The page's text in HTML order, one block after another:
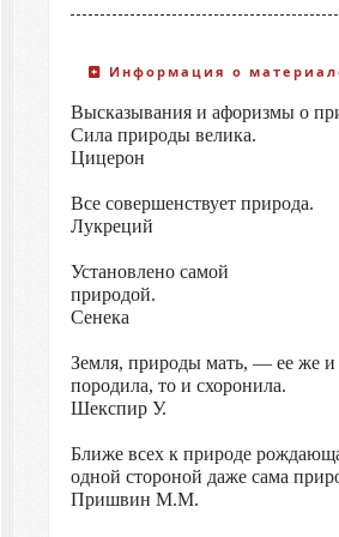
Информация о
Высказывания и афоризмы о
Сила природы велика.
Цицерон
Все совершенствует природа.
Лукреций
Установлено самой
природой.
Сенека
Земля, природы мать, — ее же и
породила, то и схоронила.
Шекспир У.
Ближе всех к природе
одной стороной даже сама
Пришвин М.М.